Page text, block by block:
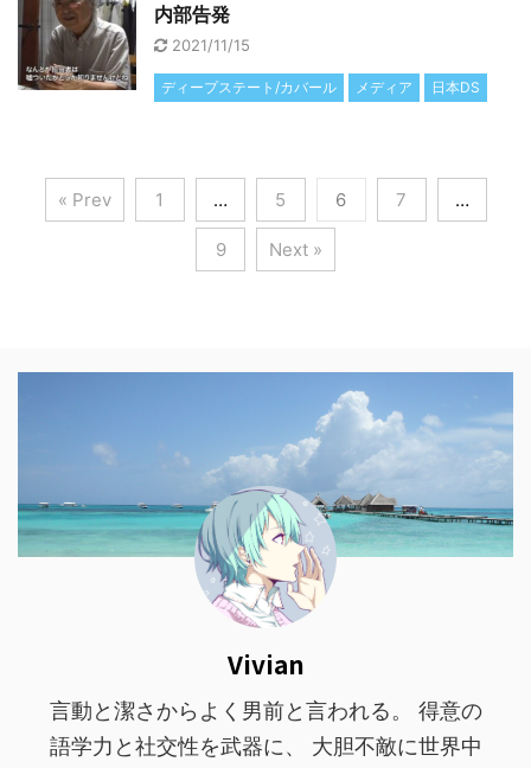
内部告発
2021/11/15
ディープステート/カバール メディア 日本DS
« Prev 1 … 5 6 7 …
9 Next »
Vivian
言動と潔さからよく男前と言われる。 得意の
語学力と社交性を武器に、 大胆不敵に世界中